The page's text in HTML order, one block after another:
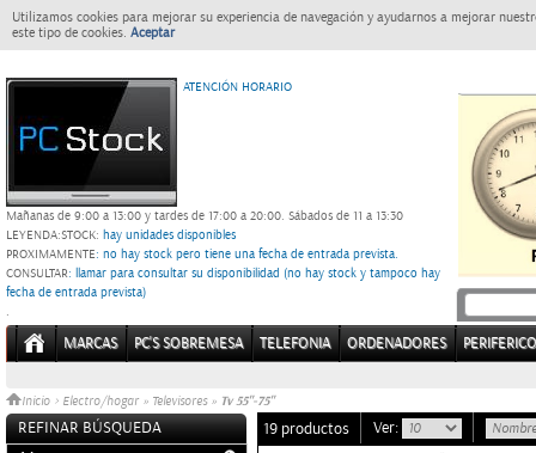
Utilizamos cookies para mejorar su experiencia de navegación y ayudarnos a mejorar
este tipo de cookies. Aceptar
ATENCIÓN HORARIO
Mañanas de 9:00 a 13:00 y tardes de 17:00 a 20:00. Sábados de 11 a 13:30
LEYENDA:STOCK: hay unidades disponibles
PROXIMAMENTE: no hay stock pero tiene una fecha de entrada prevista.
CONSULTAR: llamar para consultar su disponibilidad (no hay stock y tampoco hay
fecha de entrada prevista)
.
MARCAS PC'S SOBREMESA TELEFONIA ORDENADORES
Inicio > Electro/hogar » Televisores » Tv 55"-75"
REFINAR BÚSQUEDA
19 productos Ver: